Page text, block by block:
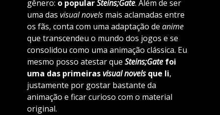
gênero: o popularSteins;Gate. Além de ser
uma das visual novelsmais aclamadas entre
os fãs, conta com uma adaptação de anime
que transcendeu o mundo dos jogos e se
consolidou como uma animação clássica. Eu
mesmo posso atestar que Steins;Gatefoi
uma das primeirasvisual novelsque li,
justamente por gostar bastante da
animação e ficar curioso com o material
original.